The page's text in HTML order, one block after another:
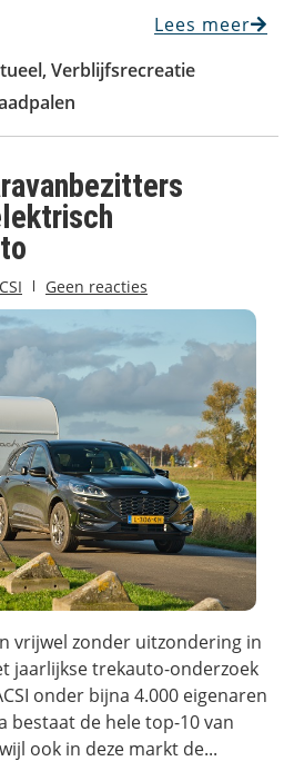
Lees meer
, Verblijfsrecreatie
Geen reacties
vrijwel zonder uitzondering in
jaarlijkse trekauto-onderzoek
onder bijna 4.000 eigenaren
bestaat de hele top-10 van
ook in deze markt de...